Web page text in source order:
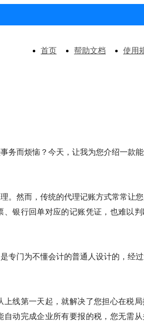
首页 帮助文档 使用
务而烦恼？今天，让我为您介绍一款
。然而，传统的代理记账方式常常让
银行回单对应的记账凭证，也难以
专门为不懂会计的普通人设计的，经
线第一天起，就解决了您担心在税局
动完成企业所有要报的税，您无需